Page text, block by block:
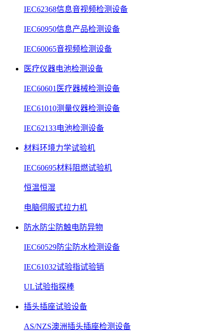
IEC62368信息音视频检测设备
IEC60950信息产品检测设备
IEC60065音视频检测设备
医疗仪器电池检测设备
IEC60601医疗器械检测设备
IEC61010测量仪器检测设备
IEC62133电池检测设备
材料环境力学试验机
IEC60695材料阻燃试验机
恒温恒湿
电脑伺服式拉力机
防水防尘防触电防异物
IEC60529防尘防水检测设备
IEC61032试验指试验销
UL试验指探棒
插头插座试验设备
AS/NZS澳洲插头插座检测设备